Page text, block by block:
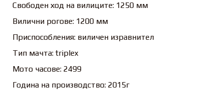
Свободен ход на вилиците: 1250 мм
Вилични рогове: 1200 мм
Приспособления: виличен изравнител
Тип мачта: triplex
Мото часове: 2499
Година на производство: 2015г